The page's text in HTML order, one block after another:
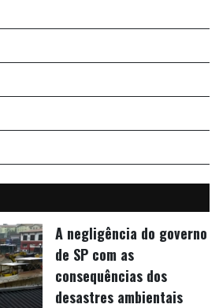
A negligência do governo
de SP com as
consequências dos
desastres ambientais